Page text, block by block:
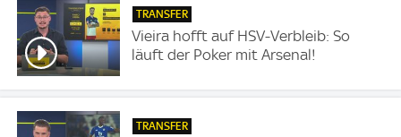
TRANSFER
Vieira hofft auf HSV-Verbleib: So
läuft der Poker mit Arsenal!
TRANSFER